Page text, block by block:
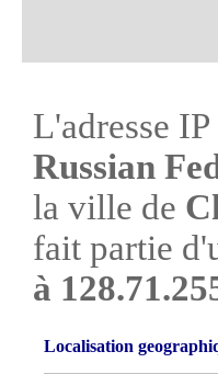
L'adresse IP
Russian
la ville de
fait partie
à
Localisation